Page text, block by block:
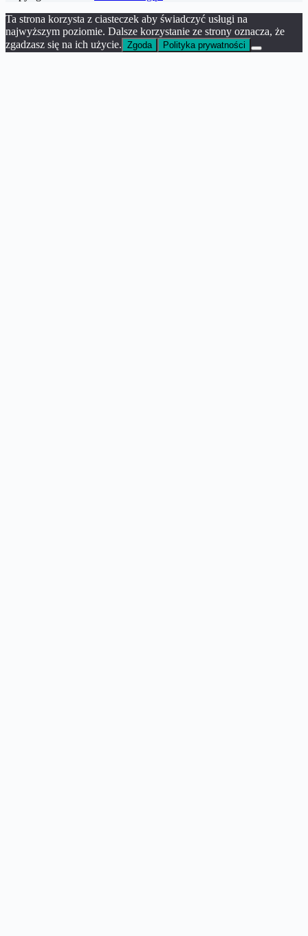
Ta strona korzysta z ciasteczek aby świadczyć usługi na
najwyższym poziomie. Dalsze korzystanie ze strony oznacza, że
zgadzasz się na ich użycie. Zgoda Polityka prywatności